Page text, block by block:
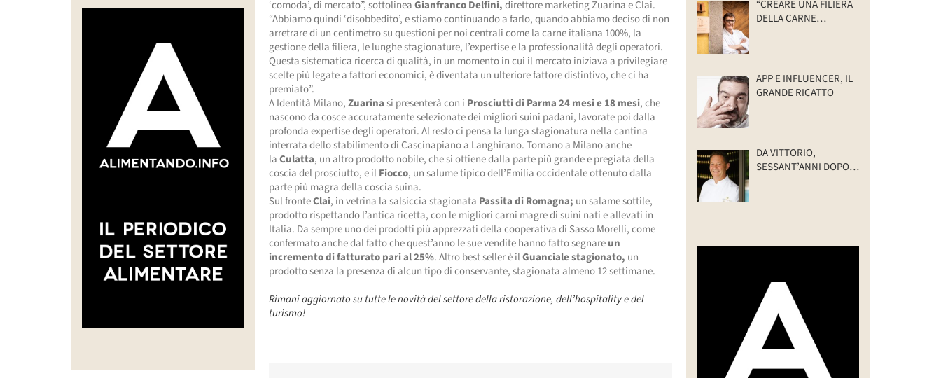
‘comoda’, di mercato”, sottolineaGianfranco Delfini,direttore marketing Zuarina e Clai.
“Abbiamo quindi ‘disobbedito’, e stiamo continuando a farlo, quando abbiamo deciso di non
arretrare di un centimetro su questioni per noi centrali come la carne italiana 100%, la
gestione della filiera, le lunghe stagionature, l’expertise e la professionalità degli operatori.
Questa sistematica ricerca di qualità, in un momento in cui il mercato iniziava a privilegiare
scelte più legate a fattori economici, è diventata un ulteriore fattore distintivo, che ci ha
premiato”.
A Identità Milano,Zuarinasi presenterà con i Prosciutti di Parma 24 mesi e 18 mesi, che
nascono da cosce accuratamente selezionate dei migliori suini padani, lavorate poi dalla
profonda expertise degli operatori. Al resto ci pensa la lunga stagionatura nella cantina
interrata dello stabilimento di Cascinapiano a Langhirano. Tornano a Milano anche
laCulatta, un altro prodotto nobile, che si ottiene dalla parte più grande e pregiata della
coscia del prosciutto, e il Fiocco, un salume tipico dell’Emilia occidentale ottenuto dalla
parte più magra della coscia suina.
Sul fronteClai, in vetrina la salsiccia stagionata Passita di Romagna; un salame sottile,
prodotto rispettando l’antica ricetta, con le migliori carni magre di suini nati e allevati in
Italia. Da sempre uno dei prodotti più apprezzati della cooperativa di Sasso Morelli, come
confermato anche dal fatto che quest’anno le sue vendite hanno fatto segnareun
incremento di fatturato pari al 25%. Altro best seller è ilGuanciale stagionato, un
prodotto senza la presenza di alcun tipo di conservante, stagionata almeno 12 settimane.
Rimani aggiornato su tutte le novità del settore della ristorazione, dell’hospitality e del
turismo!
“CREARE UNA FILIERA
DELLA CARNE
APP E INFLUENCER, IL
GRANDE RICATTO
DA VITTORIO,
SESSANT’ANNI DOPO: